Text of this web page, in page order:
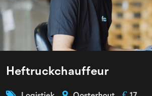
Heftruckchauffeur